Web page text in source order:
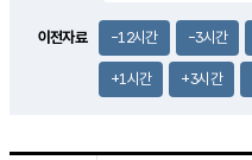
이전자료 -12시간 -3시간
+1시간 +3시간